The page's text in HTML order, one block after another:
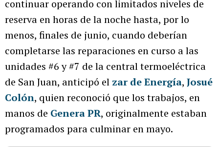
continuar operando con limitados niveles de
reserva en horas de la noche hasta, por lo
menos, finales de junio, cuando deberían
completarse las reparaciones en curso a las
unidades #6 y #7 de la central termoeléctrica
de San Juan, anticipó el zar de Energía, Josué
Colón, quien reconoció que los trabajos, en
manos de Genera PR, originalmente estaban
programados para culminar en mayo.